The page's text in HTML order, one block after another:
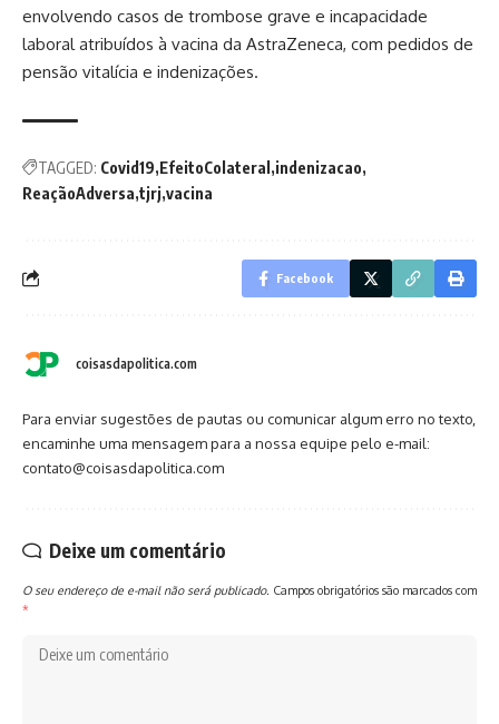
envolvendo casos de trombose grave e incapacidade
laboral atribuídos à vacina da AstraZeneca, com pedidos de
pensão vitalícia e indenizações.
TAGGED: Covid19 EfeitoColateral indenizacao
ReaçãoAdversa tjrj vacina
Facebook
coisasdapolitica.com
Para enviar sugestões de pautas ou comunicar algum erro no texto,
encaminhe uma mensagem para a nossa equipe pelo e-mail:
contato@coisasdapolitica.com
Deixe um comentário
O seu endereço de e-mail não será publicado. Campos obrigatórios são marcados com
*